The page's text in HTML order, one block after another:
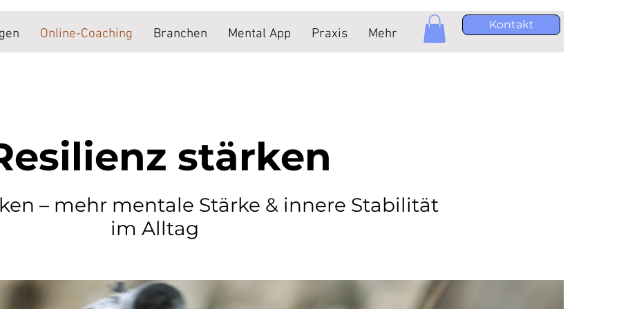
Online-Coaching Branchen Mental App Praxis Mehr
Kontakt
stärken
– mehr mentale Stärke & innere Stabilität
im Alltag